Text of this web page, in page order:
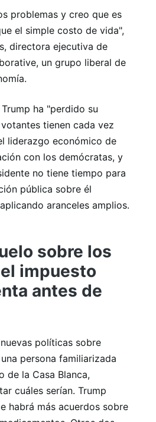
problemas y creo que es
el simple costo de vida",
directora ejecutiva de
un grupo liberal de
ha "perdido su
tienen cada vez
liderazgo económico de
con los demócratas, y
no tiene tiempo para
pública sobre él
aranceles amplios.
sobre los
impuesto
antes de
políticas sobre
persona familiarizada
de la Casa Blanca,
cuáles serían. Trump
habrá más acuerdos sobre